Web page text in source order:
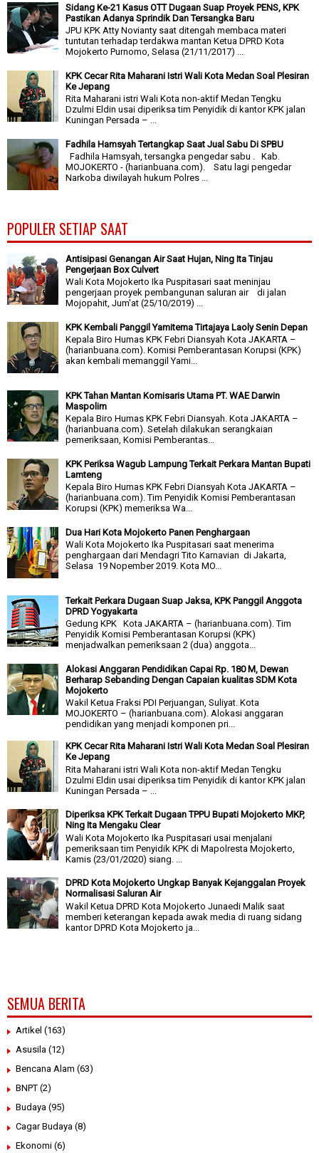
Sidang Ke-21 Kasus OTT Dugaan Suap Proyek PENS, KPK
Pastikan Adanya Sprindik Dan Tersangka Baru
JPU KPK Atty Novianty saat ditengah membaca materi
tuntutan terhadap terdakwa mantan Ketua DPRD Kota
Mojokerto Purnomo, Selasa (21/11/2017) ...
KPK Cecar Rita Maharani Istri Wali Kota Medan Soal Plesiran
Ke Jepang
Rita Maharani istri Wali Kota non-aktif Medan Tengku
Dzulmi Eldin usai diperiksa tim Penyidik di kantor KPK jalan
Kuningan Persada – ...
Fadhila Hamsyah Tertangkap Saat Jual Sabu Di SPBU
Fadhila Hamsyah, tersangka pengedar sabu . Kab.
MOJOKERTO - (harianbuana.com). Satu lagi pengedar
Narkoba diwilayah hukum Polres ...
POPULER SETIAP SAAT
Antisipasi Genangan Air Saat Hujan, Ning Ita Tinjau
Pengerjaan Box Culvert
Wali Kota Mojokerto Ika Puspitasari saat meninjau
pengerjaan proyek pembangunan saluran air di jalan
Mojopahit, Jum'at (25/10/2019) ...
KPK Kembali Panggil Yamitema Tirtajaya Laoly Senin Depan
Kepala Biro Humas KPK Febri Diansyah Kota JAKARTA –
(harianbuana.com). Komisi Pemberantasan Korupsi (KPK)
akan kembali memanggil Yami...
KPK Tahan Mantan Komisaris Utama PT. WAE Darwin
Maspolim
Kepala Biro Humas KPK Febri Diansyah. Kota JAKARTA –
(harianbuana.com). Setelah dilakukan serangkaian
pemeriksaan, Komisi Pemberantas...
KPK Periksa Wagub Lampung Terkait Perkara Mantan Bupati
Lamteng
Kepala Biro Humas KPK Febri Diansyah Kota JAKARTA –
(harianbuana.com). Tim Penyidik Komisi Pemberantasan
Korupsi (KPK) memeriksa Wa...
Dua Hari Kota Mojokerto Panen Penghargaan
Wali Kota Mojokerto Ika Puspitasari saat menerima
penghargaan dari Mendagri Tito Karnavian di Jakarta,
Selasa 19 Nopember 2019. Kota MO...
Terkait Perkara Dugaan Suap Jaksa, KPK Panggil Anggota
DPRD Yogyakarta
Gedung KPK Kota JAKARTA – (harianbuana.com). Tim
Penyidik Komisi Pemberantasan Korupsi (KPK)
menjadwalkan pemeriksaan 2 (dua) anggota...
Alokasi Anggaran Pendidikan Capai Rp. 180 M, Dewan
Berharap Sebanding Dengan Capaian kualitas SDM Kota
Mojokerto
Wakil Ketua Fraksi PDI Perjuangan, Suliyat. Kota
MOJOKERTO – (harianbuana.com). Alokasi anggaran
pendidikan yang menjadi komponen pri...
KPK Cecar Rita Maharani Istri Wali Kota Medan Soal Plesiran
Ke Jepang
Rita Maharani istri Wali Kota non-aktif Medan Tengku
Dzulmi Eldin usai diperiksa tim Penyidik di kantor KPK jalan
Kuningan Persada – ...
Diperiksa KPK Terkait Dugaan TPPU Bupati Mojokerto MKP,
Ning Ita Mengaku Clear
Wali Kota Mojokerto Ika Puspitasari usai menjalani
pemeriksaan tim Penyidik KPK di Mapolresta Mojokerto,
Kamis (23/01/2020) siang. ...
DPRD Kota Mojokerto Ungkap Banyak Kejanggalan Proyek
Normalisasi Saluran Air
Wakil Ketua DPRD Kota Mojokerto Junaedi Malik saat
memberi keterangan kepada awak media di ruang sidang
kantor DPRD Kota Mojokerto ja...
SEMUA BERITA
Artikel (163)
Asusila (12)
Bencana Alam (63)
BNPT (2)
Budaya (95)
Cagar Budaya (8)
Ekonomi (6)